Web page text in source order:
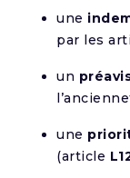
une
par les
un
une
(article